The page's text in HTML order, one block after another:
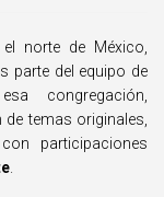
el norte de México,
parte del equipo de
congregación,
temas originales,
participaciones